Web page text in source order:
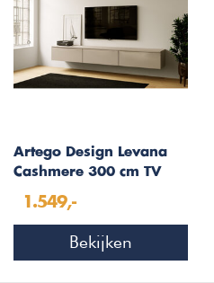
Artego Design Levana
Cashmere 300 cm TV
1.549,-
Bekijken